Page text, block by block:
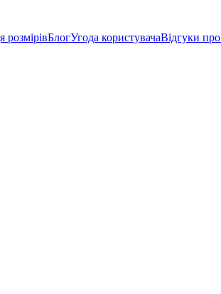
розмірівБлогУгода користувачаВідгуки